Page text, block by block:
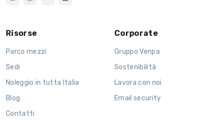
Risorse
Parco mezzi
Sedi
Noleggio in tutta Italia
Blog
Contatti
Corporate
Gruppo Venpa
Sostenibilità
Lavora con noi
Email security